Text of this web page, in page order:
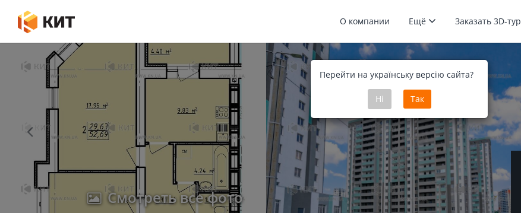
О компании Ещё Заказать 3D-тур
Перейти на українську версію сайта?
Ні Так
Смотреть все фото